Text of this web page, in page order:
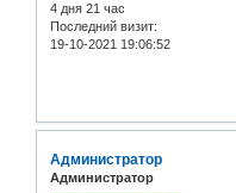
4 дня 21 час
Последний визит:
19-10-2021 19:06:52
Администратор
Администратор